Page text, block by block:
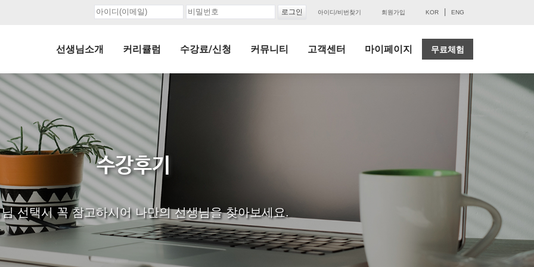
아이디/비번찾기 회원가입 KOR ENG
선생님소개 커리큘럼 수강료/신청 커뮤니티 고객센터 마이페이지 무료체험
수강후기
선택시 꼭 참고하시어 나만의 선생님을 찾아보세요.